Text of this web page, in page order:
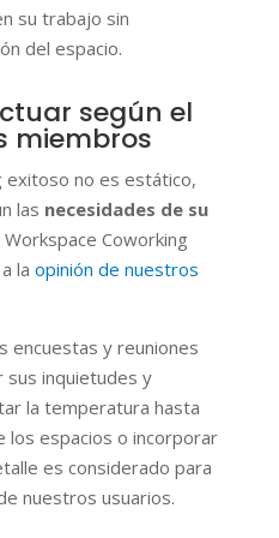
su trabajo sin
del espacio.
según el
miembros
exitoso no es estático,
las necesidades de su
Coworking
la opinión de nuestros
encuestas y reuniones
sus inquietudes y
la temperatura hasta
los espacios o incorporar
es considerado para
nuestros usuarios.